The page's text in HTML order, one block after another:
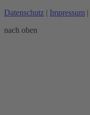
Datenschutz | Impressum |
nach oben